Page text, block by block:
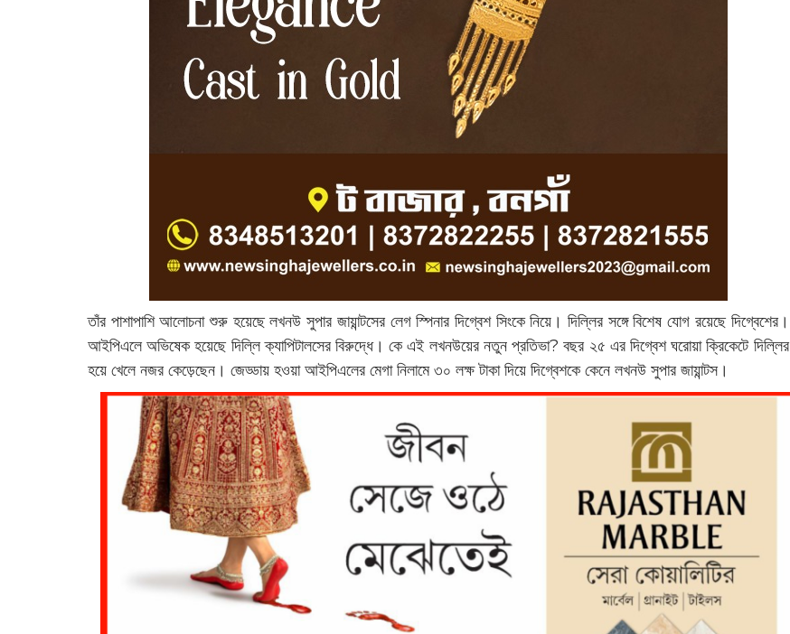
তাঁর পাশাপাশি আলোচনা শুরু হয়েছে লখনউ সুপার জায়ান্টসের লেগ স্পিনার দিগ্বেশ সিংকে নিয়ে। দিল্লির সঙ্গে বিশেষ যোগ রয়েছে দিগ্বেশের।
আইপিএলে অভিষেক হয়েছে দিল্লি ক্যাপিটালসের বিরুদ্ধে। কে এই লখনউয়ের নতুন প্রতিভা? বছর ২৫ এর দিগ্বেশ ঘরোয়া ক্রিকেটে দিল্লির
হয়ে খেলে নজর কেড়েছেন। জেড্ডায় হওয়া আইপিএলের মেগা নিলামে ৩০ লক্ষ টাকা দিয়ে দিগ্বেশকে কেনে লখনউ সুপার জায়ান্টস।